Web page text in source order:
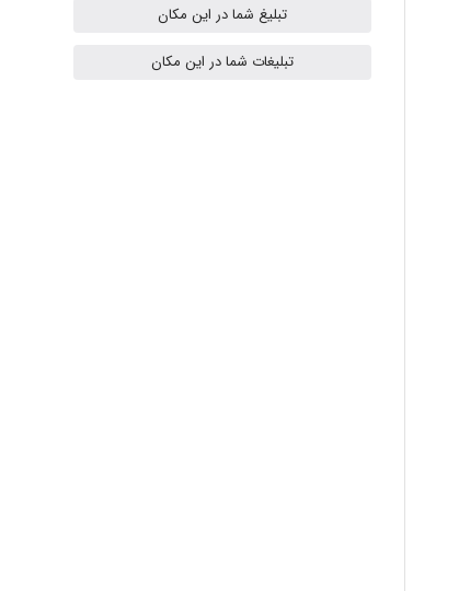
ilhan200تبلیغ شما در این مکان
تبلیغات شما در این مکان